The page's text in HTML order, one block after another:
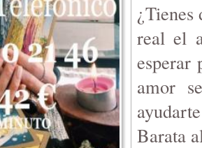
¿Tienes
real el
esperar
amor
Barata